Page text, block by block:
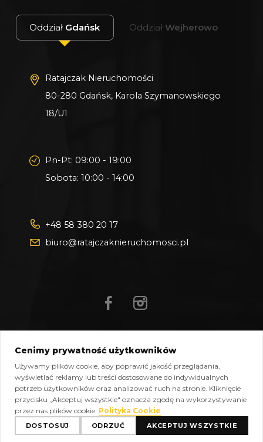
Oddział Gdańsk Oddział Wejherowo
Ratajczak Nieruchomości
80-280 Gdańsk, Karola Szymanowskiego
18/U1
Pn-Pt: 09:00 - 19:00
Sobota: 10:00 - 14:00
+48 58 380 20 17
biuro@ratajczaknieruchomosci.pl
Polityka cookies Kontakt
Copyright © 2026 Ratajczak Nieruchomości All Rights
Reserved, Powered byoplixo.eu
Cenimy prywatność użytkowników
Używamy plików cookie, aby poprawić jakość przeglądania,
wyświetlać reklamy lub treści dostosowane do indywidualnych
potrzeb użytkowników oraz analizować ruch na stronie. Kliknięcie
przycisku „Akceptuj wszystkie" oznacza zgodę na wykorzystywanie
przez nas plików cookie. Polityka Cookie
DOSTOSUJ ODRZUĆ AKCEPTUJ WSZYSTKIE